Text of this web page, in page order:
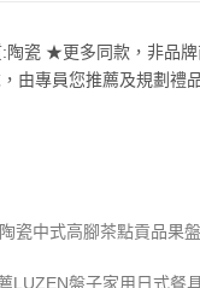
陶瓷 ★更多同款，非品牌
由專員您推薦及規劃禮
瓷中式高腳茶點貢品果盤
LUZEN盤子家用日式餐